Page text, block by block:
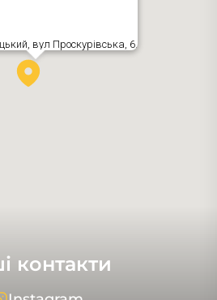
контакти
вул Проскурівська, 6,